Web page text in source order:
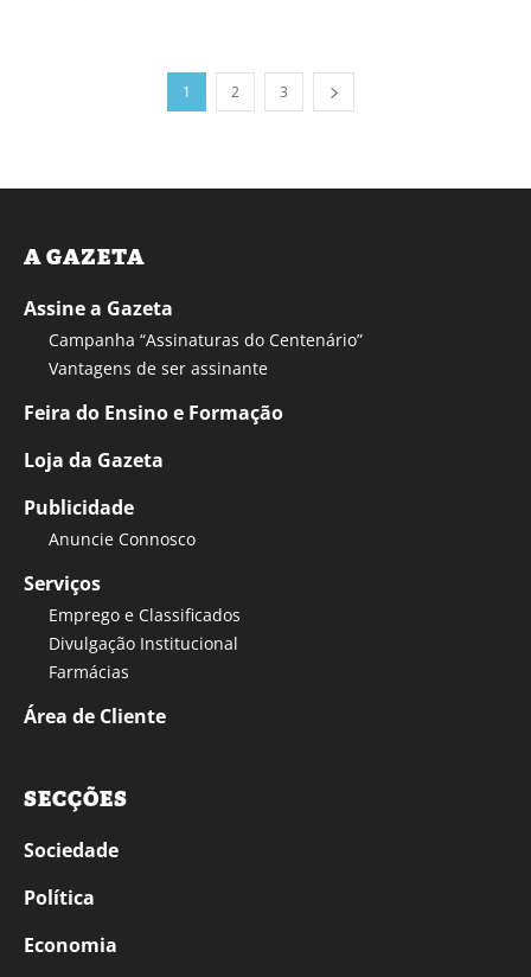
1 2 3
A GAZETA
Assine a Gazeta
Campanha “Assinaturas do Centenário”
Vantagens de ser assinante
Feira do Ensino e Formação
Loja da Gazeta
Publicidade
Anuncie Connosco
Serviços
Emprego e Classificados
Divulgação Institucional
Farmácias
Área de Cliente
SECÇÕES
Sociedade
Política
Economia